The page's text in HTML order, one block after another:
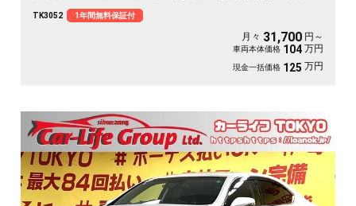
も明るいHIDヘッドライト&フォグランプ付き🔦
TK3052 1年間無料保証付
月々 31,700 円～
車両本体価格 104 万円
現金一括価格 125 万円